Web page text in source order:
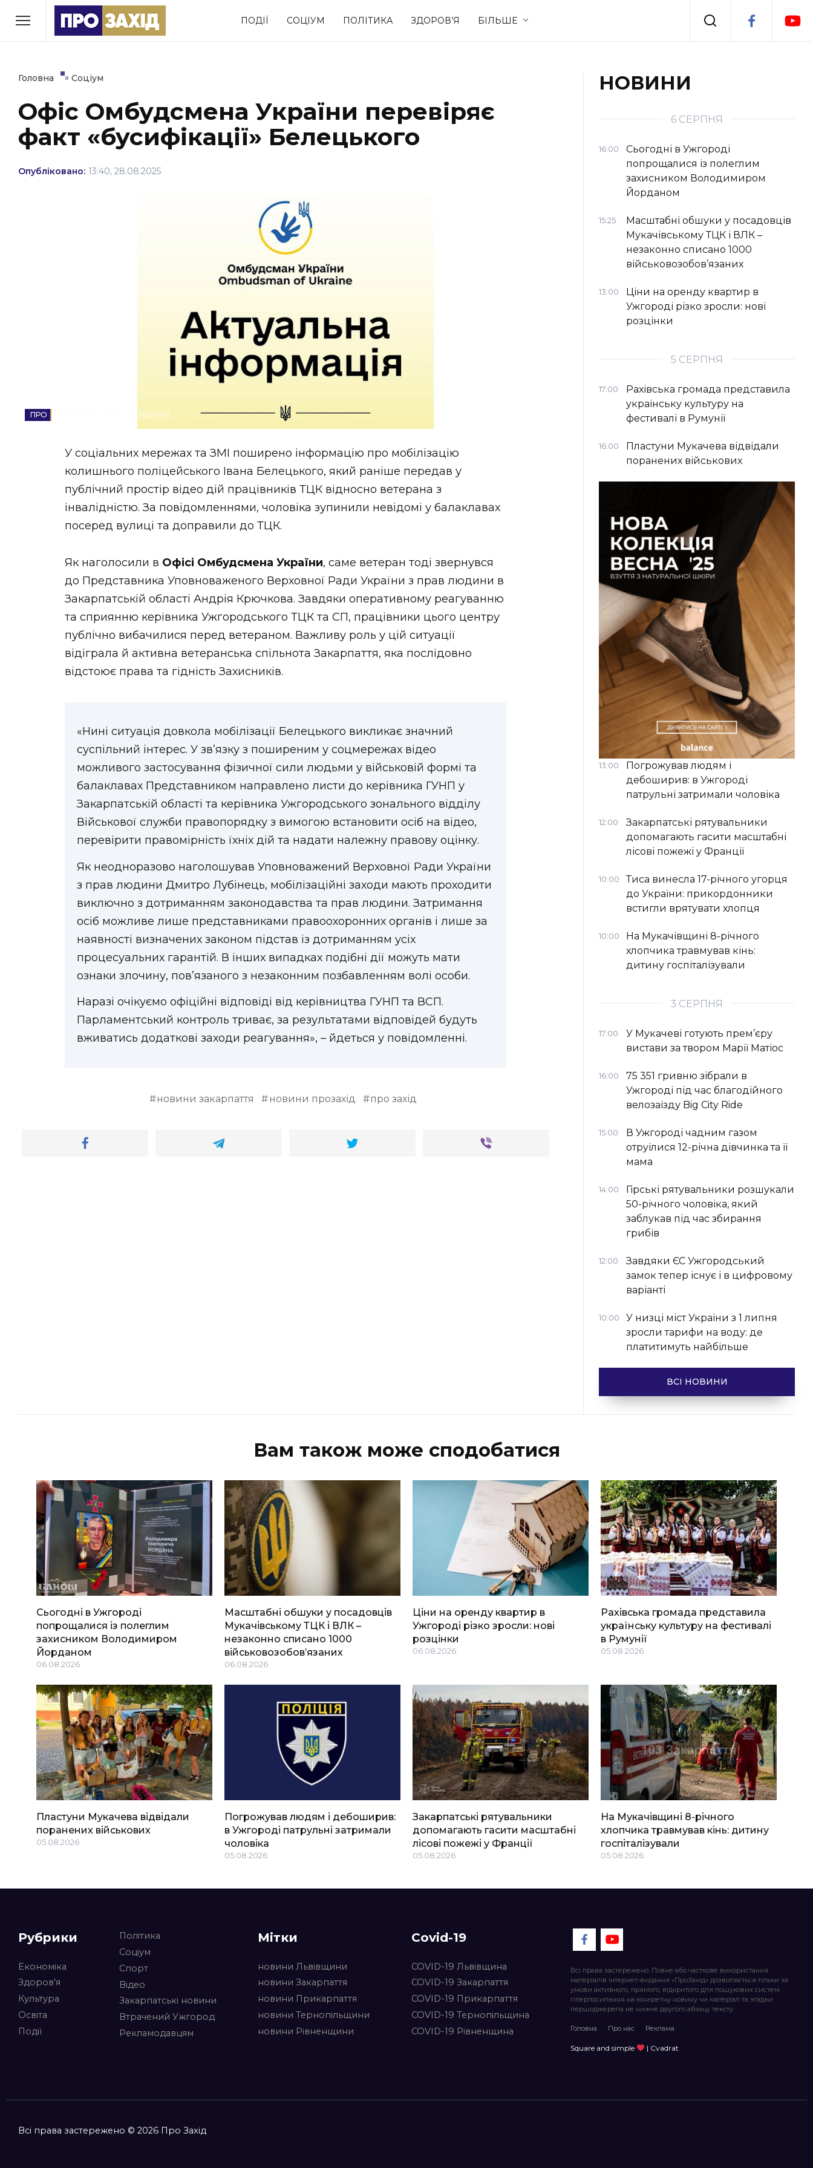
ПОДІЇ СОЦІУМ ПОЛІТИКА ЗДОРОВ’Я БІЛЬШЕ
РУБРИКИ
Економіка Події
Політика Соціум Спорт Стиль життя
Втрачений Ужгород
(відеоверсія)
НОВИНИ ЗАХІДНОЇ УКРАЇНИ
ВІДЕО
Головна » Соціум
Офіс Омбудсмена України перевіряє
факт «бусифікації» Белецького
Опубліковано: 13:40, 28.08.2025
ЗАКАРПАТСЬКІ НОВИНИ
У соціальних мережах та ЗМІ поширено інформацію про мобілізацію
колишнього поліцейського Івана Белецького, який раніше передав у
публічний простір відео дій працівників ТЦК відносно ветерана з
інвалідністю. За повідомленнями, чоловіка зупинили невідомі у балаклавах
посеред вулиці та доправили до ТЦК.
Як наголосили в Офісі Омбудсмена України, саме ветеран тоді звернувся
до Представника Уповноваженого Верховної Ради України з прав людини в
Закарпатській області Андрія Крючкова. Завдяки оперативному реагуванню
та сприянню керівника Ужгородського ТЦК та СП, працівники цього центру
публічно вибачилися перед ветераном. Важливу роль у цій ситуації
відіграла й активна ветеранська спільнота Закарпаття, яка послідовно
відстоює права та гідність Захисників.
«Нині ситуація довкола мобілізації Белецького викликає значний
суспільний інтерес. У зв’язку з поширеним у соцмережах відео
можливого застосування фізичної сили людьми у військовій формі та
балаклавах Представником направлено листи до керівника ГУНП у
Закарпатській області та керівника Ужгородського зонального відділу
Військової служби правопорядку з вимогою встановити осіб на відео,
перевірити правомірність їхніх дій та надати належну правову оцінку.
Як неодноразово наголошував Уповноважений Верховної Ради України
з прав людини Дмитро Лубінець, мобілізаційні заходи мають проходити
виключно з дотриманням законодавства та прав людини. Затримання
осіб можливе лише представниками правоохоронних органів і лише за
наявності визначених законом підстав із дотриманням усіх
процесуальних гарантій. В інших випадках подібні дії можуть мати
ознаки злочину, пов’язаного з незаконним позбавленням волі особи.
Наразі очікуємо офіційні відповіді від керівництва ГУНП та ВСП.
Парламентський контроль триває, за результатами відповідей будуть
вживатись додаткові заходи реагування», – йдеться у повідомленні.
новини закарпаття новини прозахід про захід
НОВИНИ
6 СЕРПНЯ
16:00
Сьогодні в Ужгороді
попрощалися із полеглим
захисником Володимиром
Йорданом
15:25
Масштабні обшуки у посадовців
Мукачівському ТЦК і ВЛК –
незаконно списано 1000
військовозобов’язаних
13:00
Ціни на оренду квартир в
Ужгороді різко зросли: нові
розцінки
5 СЕРПНЯ
17:00
Рахівська громада представила
українську культуру на
фестивалі в Румунії
16:00
Пластуни Мукачева відвідали
поранених військових
13:00
Погрожував людям і
дебоширив: в Ужгороді
патрульні затримали чоловіка
12:00
Закарпатські рятувальники
допомагають гасити масштабні
лісові пожежі у Франції
10:00
Тиса винесла 17-річного угорця
до України: прикордонники
встигли врятувати хлопця
10:00
На Мукачівщині 8-річного
хлопчика травмував кінь:
дитину госпіталізували
3 СЕРПНЯ
17:00
У Мукачеві готують прем’єру
вистави за твором Марії Матіос
16:00
75 351 гривню зібрали в
Ужгороді під час благодійного
велозаїзду Big Сity Ride
15:00
В Ужгороді чадним газом
отруїлися 12-річна дівчинка та її
мама
14:00
Гірські рятувальники розшукали
50-річного чоловіка, який
заблукав під час збирання
грибів
12:00
Завдяки ЄС Ужгородський
замок тепер існує і в цифровому
варіанті
10:00
У низці міст України з 1 липня
зросли тарифи на воду: де
платитимуть найбільше
ВСІ НОВИНИ
Вам також може сподобатися
Сьогодні в Ужгороді
попрощалися із полеглим
захисником Володимиром
Йорданом
06.08.2026
Масштабні обшуки у посадовців
Мукачівському ТЦК і ВЛК –
незаконно списано 1000
військовозобов’язаних
06.08.2026
Ціни на оренду квартир в
Ужгороді різко зросли: нові
розцінки
06.08.2026
Рахівська громада представила
українську культуру на фестивалі
в Румунії
05.08.2026
Пластуни Мукачева відвідали
поранених військових
05.08.2026
Погрожував людям і дебоширив:
в Ужгороді патрульні затримали
чоловіка
05.08.2026
Закарпатські рятувальники
допомагають гасити масштабні
лісові пожежі у Франції
05.08.2026
На Мукачівщині 8-річного
хлопчика травмував кінь: дитину
госпіталізували
05.08.2026
Рубрики
Економіка
Здоров’я
Культура
Освіта
Події
Політика
Соціум
Спорт
Відео
Закарпатські новини
Втрачений Ужгород
Рекламодавцям
Мітки
новини Львівщини
новини Закарпаття
новини Прикарпаття
новини Тернопільщини
новини Рівненщини
Covid-19
COVID-19 Львівщина
COVID-19 Закарпаття
COVID-19 Прикарпаття
COVID-19 Тернопільщина
COVID-19 Рівненщина
Всі права застережено. Повне або часткове використання
матеріалів інтернет-видання «ПроЗахід» дозволяється тільки за
умови активного, прямого, відкритого для пошукових систем
гіперпосилання на конкретну новину чи матеріал та згадки
першоджерела не нижче другого абзацу тексту.
Головна Про нас Реклама
Square and simple | Cvadrat
Всі права застережено © 2026 Про Захід